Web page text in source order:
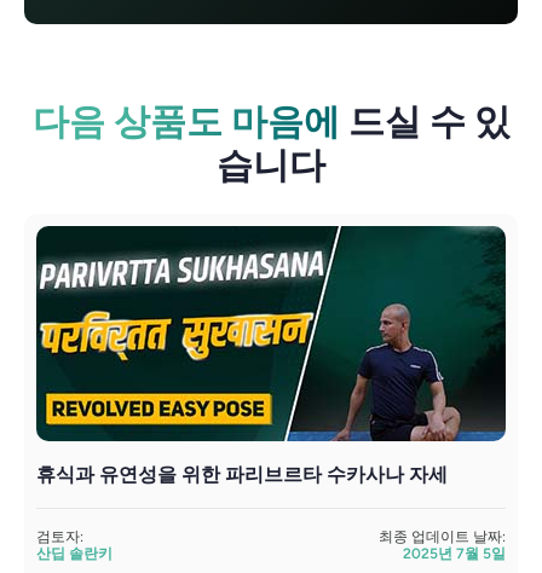
다음 상품도 마음에 드실 수 있
습니다
휴식과 유연성을 위한 파리브르타 수카사나 자세
검토자:
산딥 솔란키
최종 업데이트 날짜:
2025년 7월 5일